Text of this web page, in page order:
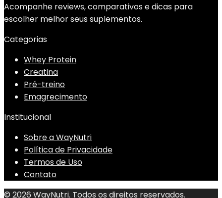
Acompanhe reviews, comparativos e dicas para
escolher melhor seus suplementos.
Categorias
Whey Protein
Creatina
Pré-treino
Emagrecimento
Institucional
Sobre a WayNutri
Política de Privacidade
Termos de Uso
Contato
© 2026 WayNutri. Todos os direitos reservados.